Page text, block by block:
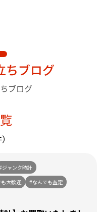
ちブログ
ブログ
ジャンク時計
大歓迎
#なんでも査定